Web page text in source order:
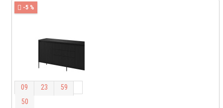
-5 %
09 23 59
49